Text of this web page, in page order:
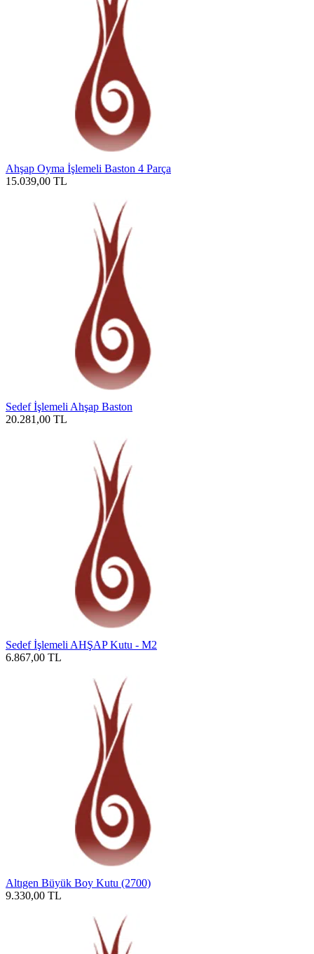
Ahşap Oyma İşlemeli Baston 4 Parça
15.039,00 TL
Sedef İşlemeli Ahşap Baston
20.281,00 TL
Sedef İşlemeli AHŞAP Kutu - M2
6.867,00 TL
Altıgen Büyük Boy Kutu (2700)
9.330,00 TL